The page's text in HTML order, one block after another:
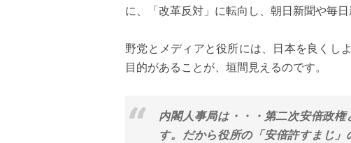
に、「改革反対」に転向し、朝日新聞や毎
野党とメディアと役所には、日本を良くし
目的があることが、垣間見えるのです。
内閣人事局は・・・第二次安倍政
す。だから役所の「安倍許すまじ